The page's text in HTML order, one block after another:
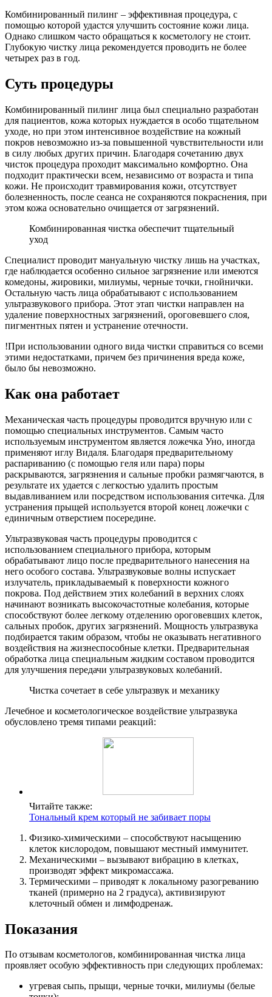
Комбинированный пилинг – эффективная процедура, с
помощью которой удастся улучшить состояние кожи лица.
Однако слишком часто обращаться к косметологу не стоит.
Глубокую чистку лица рекомендуется проводить не более
четырех раз в год.
Суть процедуры
Комбинированный пилинг лица был специально разработан
для пациентов, кожа которых нуждается в особо тщательном
уходе, но при этом интенсивное воздействие на кожный
покров невозможно из-за повышенной чувствительности или
в силу любых других причин. Благодаря сочетанию двух
чисток процедура проходит максимально комфортно. Она
подходит практически всем, независимо от возраста и типа
кожи. Не происходит травмирования кожи, отсутствует
болезненность, после сеанса не сохраняются покраснения, при
этом кожа основательно очищается от загрязнений.
Комбинированная чистка обеспечит тщательный
уход
Специалист проводит мануальную чистку лишь на участках,
где наблюдается особенно сильное загрязнение или имеются
комедоны, жировики, милиумы, черные точки, гнойнички.
Остальную часть лица обрабатывают с использованием
ультразвукового прибора. Этот этап чистки направлен на
удаление поверхностных загрязнений, ороговевшего слоя,
пигментных пятен и устранение отечности.
!При использовании одного вида чистки справиться со всеми
этими недостатками, причем без причинения вреда коже,
было бы невозможно.
Как она работает
Механическая часть процедуры проводится вручную или с
помощью специальных инструментов. Самым часто
используемым инструментом является ложечка Уно, иногда
применяют иглу Видаля. Благодаря предварительному
распариванию (с помощью геля или пара) поры
раскрываются, загрязнения и сальные пробки размягчаются, в
результате их удается с легкостью удалить простым
выдавливанием или посредством использования ситечка. Для
устранения прыщей используется второй конец ложечки с
единичным отверстием посередине.
Ультразвуковая часть процедуры проводится с
использованием специального прибора, которым
обрабатывают лицо после предварительного нанесения на
него особого состава. Ультразвуковые волны испускает
излучатель, прикладываемый к поверхности кожного
покрова. Под действием этих колебаний в верхних слоях
начинают возникать высокочастотные колебания, которые
способствуют более легкому отделению ороговевших клеток,
сальных пробок, других загрязнений. Мощность ультразвука
подбирается таким образом, чтобы не оказывать негативного
воздействия на жизнеспособные клетки. Предварительная
обработка лица специальным жидким составом проводится
для улучшения передачи ультразвуковых колебаний.
Чистка сочетает в себе ультразвук и механику
Лечебное и косметологическое воздействие ультразвука
обусловлено тремя типами реакций:
Читайте также:
Тональный крем который не забивает поры
Физико-химическими – способствуют насыщению
клеток кислородом, повышают местный иммунитет.
Механическими – вызывают вибрацию в клетках,
производят эффект микромассажа.
Термическими – приводят к локальному разогреванию
тканей (примерно на 2 градуса), активизируют
клеточный обмен и лимфодренаж.
Показания
По отзывам косметологов, комбинированная чистка лица
проявляет особую эффективность при следующих проблемах:
угревая сыпь, прыщи, черные точки, милиумы (белые